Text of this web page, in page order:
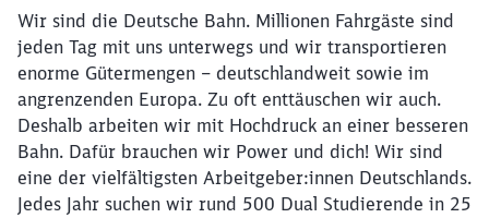
Wir sind die Deutsche Bahn. Millionen Fahrgäste sind
jeden Tag mit uns unterwegs und wir transportieren
enorme Gütermengen – deutschlandweit sowie im
angrenzenden Europa. Zu oft enttäuschen wir auch.
Deshalb arbeiten wir mit Hochdruck an einer besseren
Bahn. Dafür brauchen wir Power und dich! Wir sind
eine der vielfältigsten Arbeitgeber:innen Deutschlands.
Jedes Jahr suchen wir rund 500 Dual Studierende in 25